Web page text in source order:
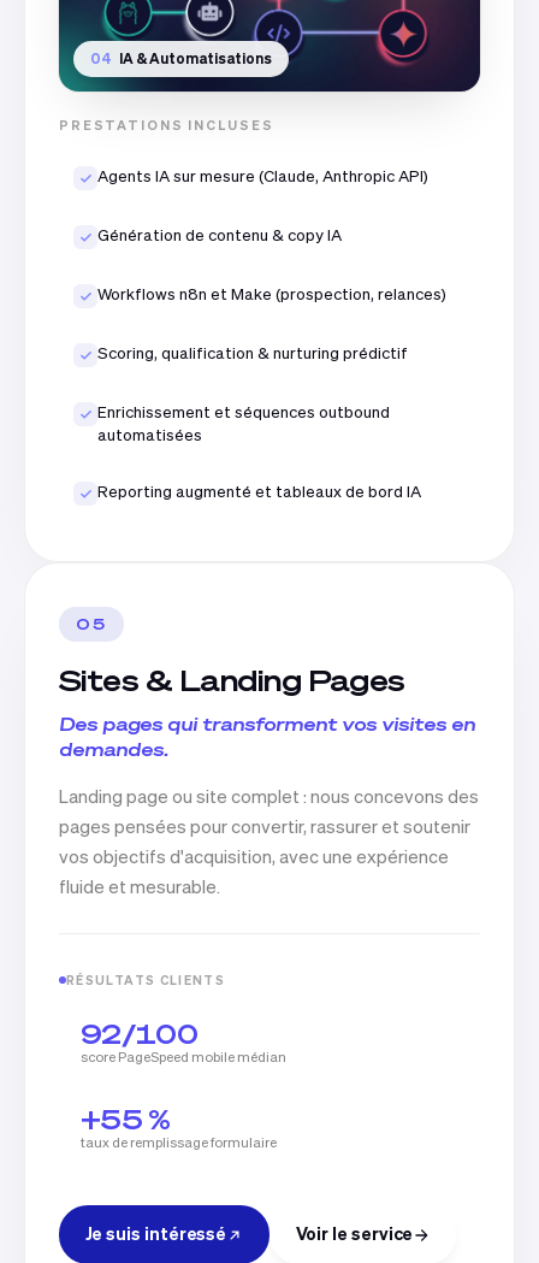
04 IA & Automatisations
PRESTATIONS INCLUSES
Agents IA sur mesure (Claude, Anthropic API)
Génération de contenu & copy IA
Workflows n8n et Make (prospection, relances)
Scoring, qualification & nurturing prédictif
Enrichissement et séquences outbound
automatisées
Reporting augmenté et tableaux de bord IA
05
Sites & Landing Pages
Des pages qui transforment vos visites en
demandes.
Landing page ou site complet : nous concevons des
pages pensées pour convertir, rassurer et soutenir
vos objectifs d'acquisition, avec une expérience
fluide et mesurable.
RÉSULTATS CLIENTS
92/100
score PageSpeed mobile médian
+55 %
taux de remplissage formulaire
Je suis intéressé Voir le service